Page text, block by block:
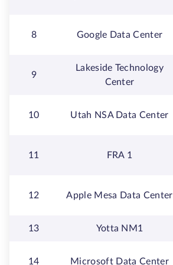
8 Google Data Center
9
Lakeside Technology
Center
10 Utah NSA Data Center
11 FRA 1
12 Apple Mesa Data Center
13 Yotta NM1
14 Microsoft Data Center